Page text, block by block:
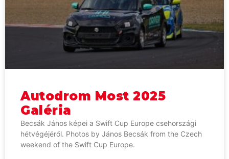
Autodrom Most 2025
Galéria
Becsák János képei a Swift Cup Europe csehországi
hétvégéjéről. Photos by János Becsák from the Czech
weekend of the Swift Cup Europe.